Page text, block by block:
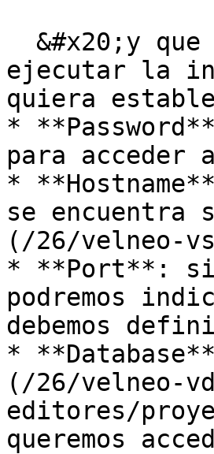
ejecutar la
quiera
*
para
*
se encuentra
(/26/velneo-
* **Port**: si
podremos
debemos
*
(/26/velneo-
editores/
queremos